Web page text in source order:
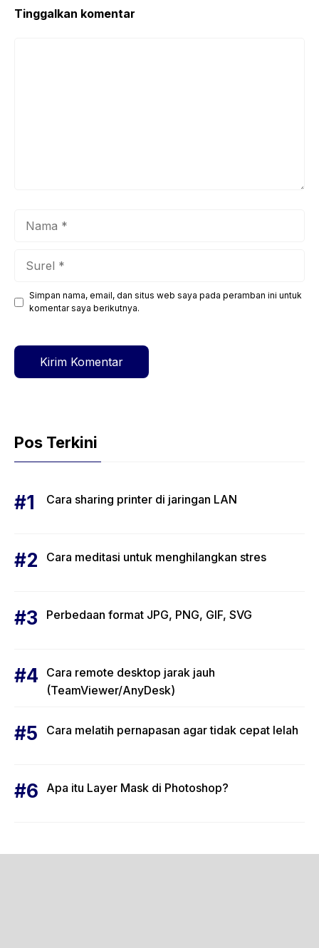
Tinggalkan komentar
Situs
web
Simpan nama, email, dan situs web saya pada peramban ini untuk
komentar saya berikutnya.
Pos Terkini
Cara sharing printer di jaringan LAN
Cara meditasi untuk menghilangkan stres
Perbedaan format JPG, PNG, GIF, SVG
Cara remote desktop jarak jauh
(TeamViewer/AnyDesk)
Cara melatih pernapasan agar tidak cepat lelah
Apa itu Layer Mask di Photoshop?